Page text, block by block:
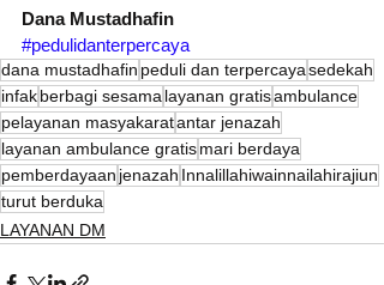
Dana Mustadhafin
#pedulidanterpercaya
dana mustadhafin peduli dan terpercayasedekah
infakberbagi sesama layanan gratisambulance
pelayanan masyakaratantar jenazah
layanan ambulance gratismari berdaya
pemberdayaan jenazah Innalillahiwainnailahirajiun
turut berduka
LAYANAN DM